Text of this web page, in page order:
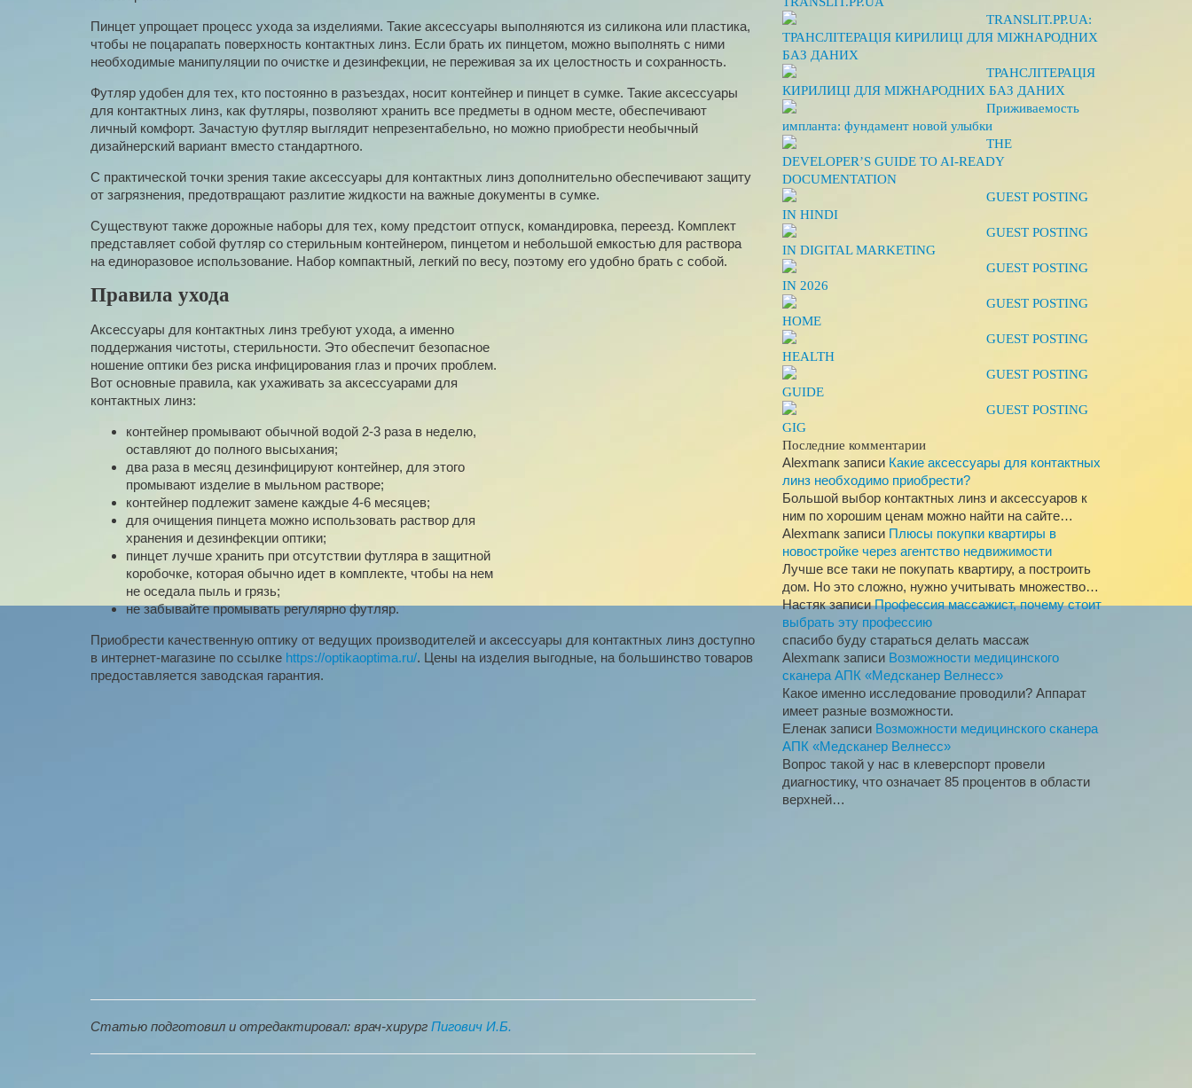
Пинцет упрощает процесс ухода за изделиями. Такие аксессуары выполняются из силикона или пластика,
чтобы не поцарапать поверхность контактных линз. Если брать их пинцетом, можно выполнять с ними
необходимые манипуляции по очистке и дезинфекции, не переживая за их целостность и сохранность.
Футляр удобен для тех, кто постоянно в разъездах, носит контейнер и пинцет в сумке. Такие аксессуары
для контактных линз, как футляры, позволяют хранить все предметы в одном месте, обеспечивают
личный комфорт. Зачастую футляр выглядит непрезентабельно, но можно приобрести необычный
дизайнерский вариант вместо стандартного.
С практической точки зрения такие аксессуары для контактных линз дополнительно обеспечивают защиту
от загрязнения, предотвращают разлитие жидкости на важные документы в сумке.
Существуют также дорожные наборы для тех, кому предстоит отпуск, командировка, переезд. Комплект
представляет собой футляр со стерильным контейнером, пинцетом и небольшой емкостью для раствора
на единоразовое использование. Набор компактный, легкий по весу, поэтому его удобно брать с собой.
Правила ухода
Аксессуары для контактных линз требуют ухода, а именно
поддержания чистоты, стерильности. Это обеспечит безопасное
ношение оптики без риска инфицирования глаз и прочих проблем.
Вот основные правила, как ухаживать за аксессуарами для
контактных линз:
контейнер промывают обычной водой 2-3 раза в неделю,
оставляют до полного высыхания;
два раза в месяц дезинфицируют контейнер, для этого
промывают изделие в мыльном растворе;
контейнер подлежит замене каждые 4-6 месяцев;
для очищения пинцета можно использовать раствор для
хранения и дезинфекции оптики;
пинцет лучше хранить при отсутствии футляра в защитной
коробочке, которая обычно идет в комплекте, чтобы на нем
не оседала пыль и грязь;
не забывайте промывать регулярно футляр.
Приобрести качественную оптику от ведущих производителей и аксессуары для контактных линз доступно
в интернет-магазине по ссылке https://optikaoptima.ru/. Цены на изделия выгодные, на большинство товаров
предоставляется заводская гарантия.
Статью подготовил и отредактировал: врач-хирург Пигович И.Б.
TRANSLIT.PP.UA:
ТРАНСЛІТЕРАЦІЯ КИРИЛИЦІ ДЛЯ МІЖНАРОДНИХ
БАЗ ДАНИХ
ТРАНСЛІТЕРАЦІЯ
КИРИЛИЦІ ДЛЯ МІЖНАРОДНИХ БАЗ ДАНИХ
Приживаемость
импланта: фундамент новой улыбки
THE
DEVELOPER’S GUIDE TO AI-READY
DOCUMENTATION
GUEST POSTING
IN HINDI
GUEST POSTING
IN DIGITAL MARKETING
GUEST POSTING
IN 2026
GUEST POSTING
HOME
GUEST POSTING
HEALTH
GUEST POSTING
GUIDE
GUEST POSTING
GIG
Последние комментарии
Alexmanк записи Какие аксессуары для контактных
линз необходимо приобрести?
Большой выбор контактных линз и аксессуаров к
ним по хорошим ценам можно найти на сайте…
Alexmanк записи Плюсы покупки квартиры в
новостройке через агентство недвижимости
Лучше все таки не покупать квартиру, а построить
дом. Но это сложно, нужно учитывать множество…
Настяк записиПрофессия массажист, почему стоит
выбрать эту профессию
спасибо буду стараться делать массаж
Alexmanк записи Возможности медицинского
сканера АПК «Медсканер Велнесс»
Какое именно исследование проводили? Аппарат
имеет разные возможности.
Еленак записи Возможности медицинского сканера
АПК «Медсканер Велнесс»
Вопрос такой у нас в клеверспорт провели
диагностику, что означает 85 процентов в области
верхней…